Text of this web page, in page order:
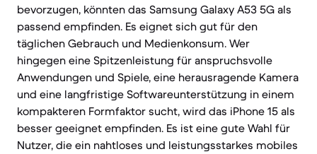
bevorzugen, könnten das Samsung Galaxy A53 5G als
passend empfinden. Es eignet sich gut für den
täglichen Gebrauch und Medienkonsum. Wer
hingegen eine Spitzenleistung für anspruchsvolle
Anwendungen und Spiele, eine herausragende Kamera
und eine langfristige Softwareunterstützung in einem
kompakteren Formfaktor sucht, wird das iPhone 15 als
besser geeignet empfinden. Es ist eine gute Wahl für
Nutzer, die ein nahtloses und leistungsstarkes mobiles